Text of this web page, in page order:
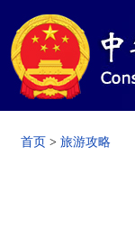
首页 > 旅游攻略